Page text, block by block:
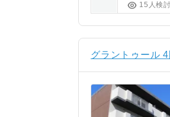
15人検
グラントゥール